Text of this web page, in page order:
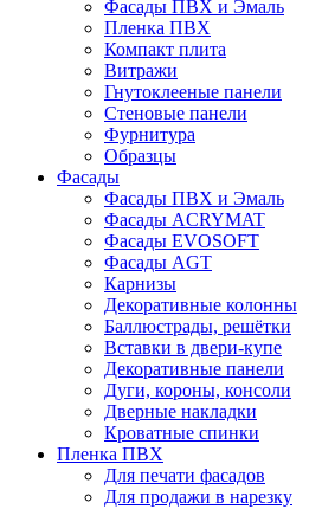
Фасады ПВХ и Эмаль
Пленка ПВХ
Компакт плита
Витражи
Гнутоклееные панели
Стеновые панели
Фурнитура
Образцы
Фасады
Фасады ПВХ и Эмаль
Фасады ACRYMAT
Фасады EVOSOFT
Фасады AGT
Карнизы
Декоративные колонны
Баллюстрады, решётки
Вставки в двери-купе
Декоративные панели
Дуги, короны, консоли
Дверные накладки
Кроватные спинки
Пленка ПВХ
Для печати фасадов
Для продажи в нарезку